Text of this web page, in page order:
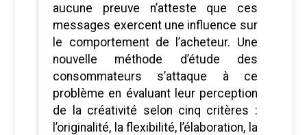
aucune preuve n’atteste que ces
messages exercent une influence sur
le comportement de l’acheteur. Une
nouvelle méthode d’étude des
consommateurs s’attaque à ce
problème en évaluant leur perception
de la créativité selon cinq critères :
l’originalité, la flexibilité, l’élaboration, la